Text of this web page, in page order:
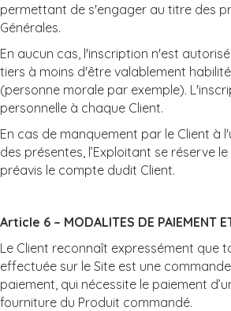
permettant de s'engager au titre des
Générales.
En aucun cas, l'inscription n'est
tiers à moins d'être valablement
(personne morale par exemple).
personnelle à chaque Client.
En cas de manquement par le Client à
des présentes, l’Exploitant se réserve
préavis le compte dudit Client.
Article 6 – MODALITES DE PAIEMENT
Le Client reconnaît expressément que
effectuée sur le Site est une
paiement, qui nécessite le paiement
fourniture du Produit commandé.